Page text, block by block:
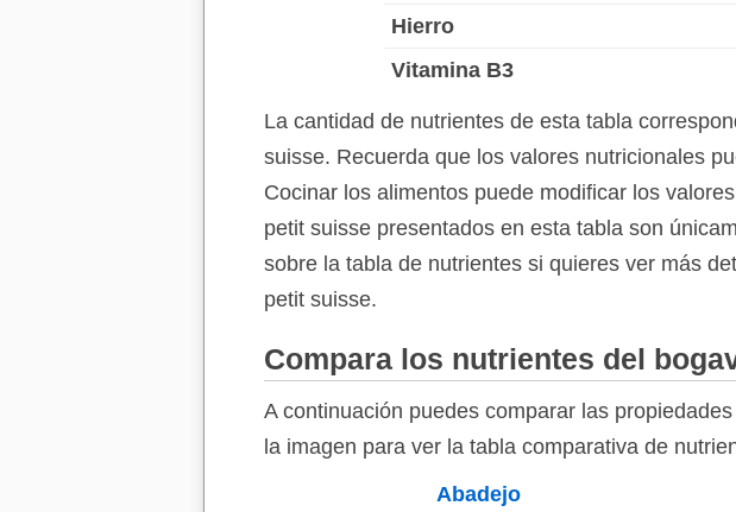
Hierro
Vitamina B3
La cantidad de nutrientes de esta tabla
suisse. Recuerda que los valores nutricionales
Cocinar los alimentos puede modificar los
petit suisse presentados en esta tabla son
sobre la tabla de nutrientes si quieres ver más
petit suisse.
Compara los nutrientes del
A continuación puedes comparar las
la imagen para ver la tabla comparativa de
Abadejo